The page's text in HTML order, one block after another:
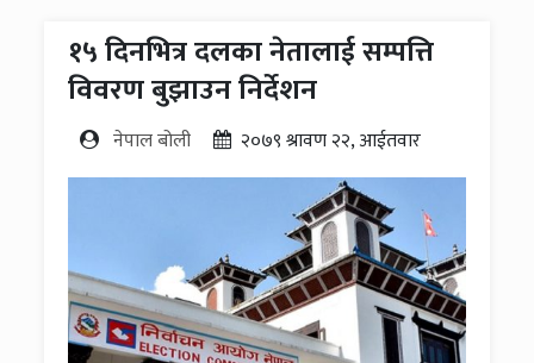
१५ दिनभित्र दलका नेतालाई सम्पत्ति
विवरण बुझाउन निर्देशन
नेपाल बोली २०७९ श्रावण २२, आईतवार